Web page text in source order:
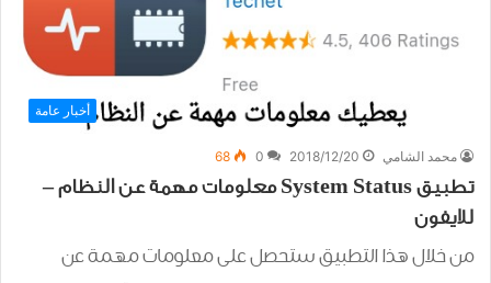
أخبار عامة
محمد الشامي 2018/12/20
0
68
تطبيق System Status معلومات مهمة عن النظام –
للايفون
من خلال هذا التطبيق ستحصل على معلومات مهمة عن